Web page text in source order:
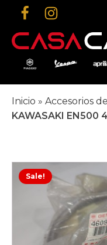
Inicio » Accesorios
KAWASAKI EN500
Sale!